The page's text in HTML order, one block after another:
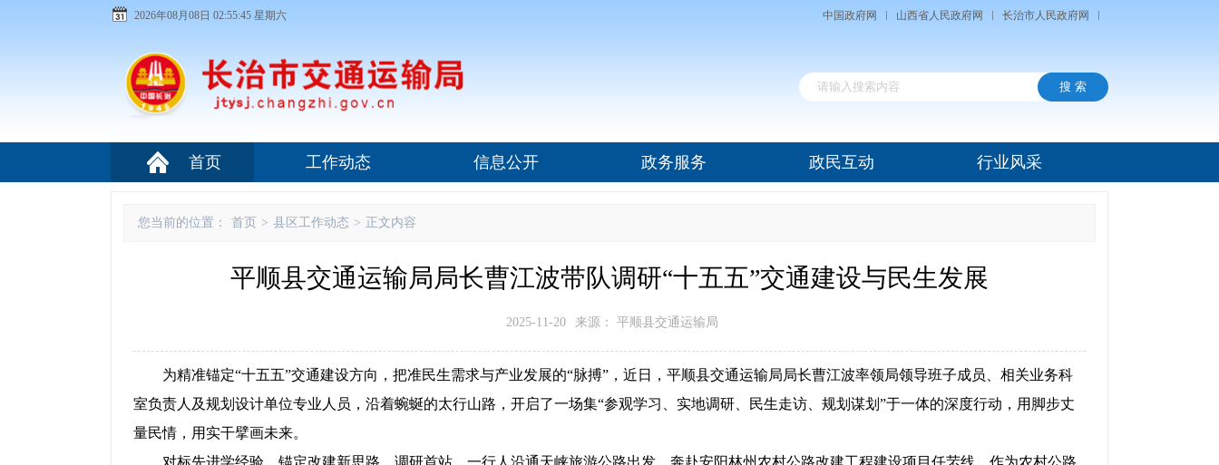
2026年08月08日 02:55:45 星期六 中国政府网 山西省人民政府网 长治市人民政府网
首页 工作动态 信息公开 政务服务 政民互动 行业风采
您当前的位置： 首页 > 县区工作动态 > 正文内容
平顺县交通运输局局长曹江波带队调研“十五五”交通建设与民生发展
2025-11-20 来源： 平顺县交通运输局
为精准锚定“十五五”交通建设方向，把准民生需求与产业发展的“脉搏”，近日，平顺县交通运输局局长曹江波率领局领导班子成员、相关业务科
室负责人及规划设计单位专业人员，沿着蜿蜒的太行山路，开启了一场集“参观学习、实地调研、民生走访、规划谋划”于一体的深度行动，用脚步丈
量民情，用实干擘画未来。
对标先进学经验，锚定改建新思路。调研首站，一行人沿通天峡旅游公路出发，奔赴安阳林州农村公路改建工程建设项目任芣线。作为农村公路